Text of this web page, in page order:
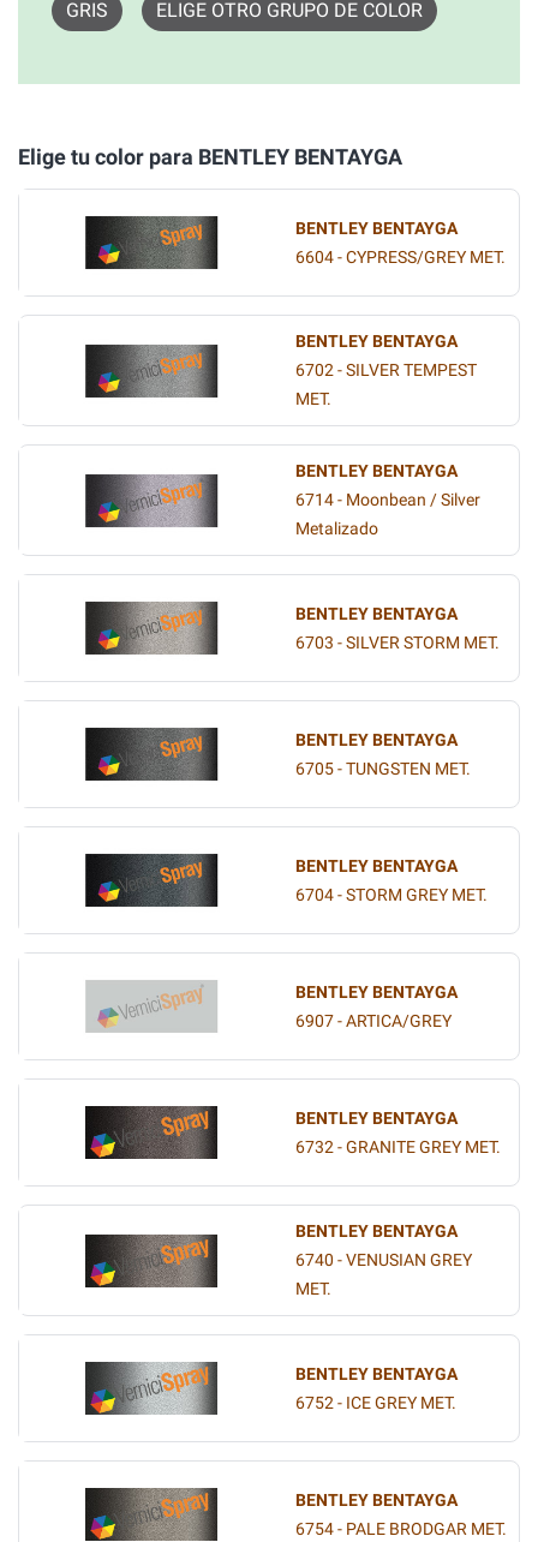
GRIS ELIGE OTRO GRUPO DE COLOR
Elige tu color para BENTLEY BENTAYGA
BENTLEY BENTAYGA
6604 - CYPRESS/GREY MET.
BENTLEY BENTAYGA
6702 - SILVER TEMPEST
MET.
BENTLEY BENTAYGA
6714 - Moonbean / Silver
Metalizado
BENTLEY BENTAYGA
6703 - SILVER STORM MET.
BENTLEY BENTAYGA
6705 - TUNGSTEN MET.
BENTLEY BENTAYGA
6704 - STORM GREY MET.
BENTLEY BENTAYGA
6907 - ARTICA/GREY
BENTLEY BENTAYGA
6732 - GRANITE GREY MET.
BENTLEY BENTAYGA
6740 - VENUSIAN GREY
MET.
BENTLEY BENTAYGA
6752 - ICE GREY MET.
BENTLEY BENTAYGA
6754 - PALE BRODGAR MET.